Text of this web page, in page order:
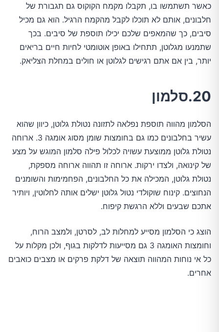
כאשר תשתמשו בו, תקבלו מקמח הקוקוס גם תגבורת של
חלבונים, אותם לא תוכלו לקבל מהקמח הרגיל. הוא גם מכיל
סיבים, כך שהמאפים שלכם יכילו תוספת של סיבים. בכך
שתמנעו מגלוטן, תתחילו באופן אוטומטי לחיות חיים בריאים
יותר, בין אם אתם רגישים לגלוטן או חולים במחלת הצליאק.
20.סלמון
הסלמון מהווה תוספת נפלאה לתזונה נטולת גלוטן, כיוון שהוא
עשיר בחלבונים כמו גם בחומצות שומן מסוג אומגה 3. ארוחה
נטולת גלוטן ממוצעת עשויה לכלול פילה סלמון המוגש על מצע
של קינואה, ולצדו ירקות. ארוחה זו תהווה ארוחה מספקת,
נטולת גלוטן, המכילה את כל החלבונים, הפחמימות והשומנים
הנחוצים. קינוח שוקולדי נטול גלוטן ישלים אותה לחלוטין, ויותיר
אתכם שבעים וללא הרגשת קיפוח.
הוצג כי הסלמון מסייע למחלות לב, לסרטן, ולמצב הרוח,
וחומצות האומגה 3 גם מסייעות לדלקות בגוף, ולכן מקלות על
כל אי נוחות המהווה תוצאה של דלקת פרקים או מצבים כואבים
אחרים.